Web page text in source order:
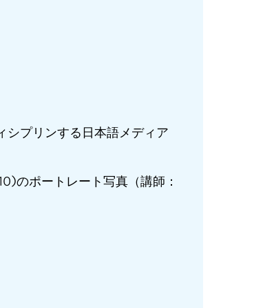
シプリンする日本語メディア
のポートレート写真（講師：